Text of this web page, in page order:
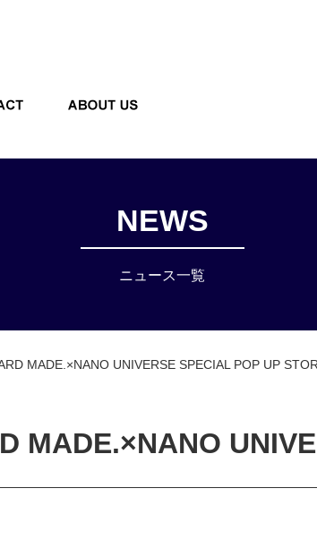
CONTACT
NEWS
ニュース一覧
MADE.×NANO UNIVERSE SPECIAL POP UP
MADE.×NANO